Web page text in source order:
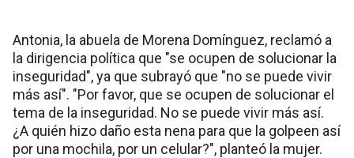
Antonia, la abuela de Morena Domínguez, reclamó a
la dirigencia política que "se ocupen de solucionar la
inseguridad", ya que subrayó que "no se puede vivir
más así". "Por favor, que se ocupen de solucionar el
tema de la inseguridad. No se puede vivir más así.
¿A quién hizo daño esta nena para que la golpeen así
por una mochila, por un celular?", planteó la mujer.